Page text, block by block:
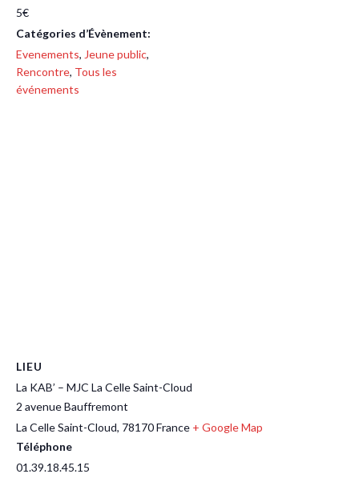
5€
Catégories d’Évènement:
Evenements, Jeune public,
Rencontre, Tous les
événements
LIEU
La KAB’ – MJC La Celle Saint-Cloud
2 avenue Bauffremont
La Celle Saint-Cloud, 78170France + Google Map
Téléphone
01.39.18.45.15